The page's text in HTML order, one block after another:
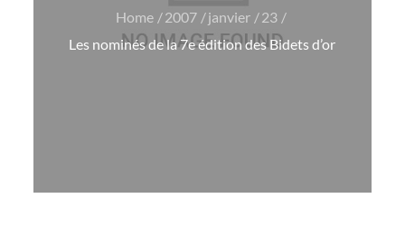
Home 2007 janvier
23
Les nominés de la 7e édition des Bidets d’or